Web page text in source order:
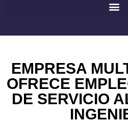
EMPRESA
OFRECE
DE SERVICIO